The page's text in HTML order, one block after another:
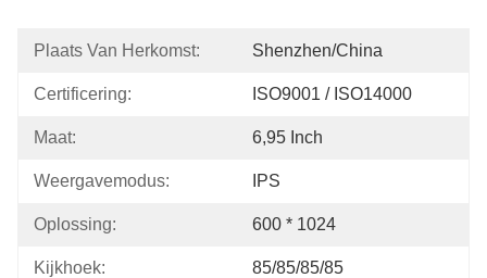
Plaats Van Herkomst: Shenzhen/China
Certificering: ISO9001 / ISO14000
Maat: 6,95 Inch
Weergavemodus: IPS
Oplossing: 600 * 1024
Kijkhoek: 85/85/85/85